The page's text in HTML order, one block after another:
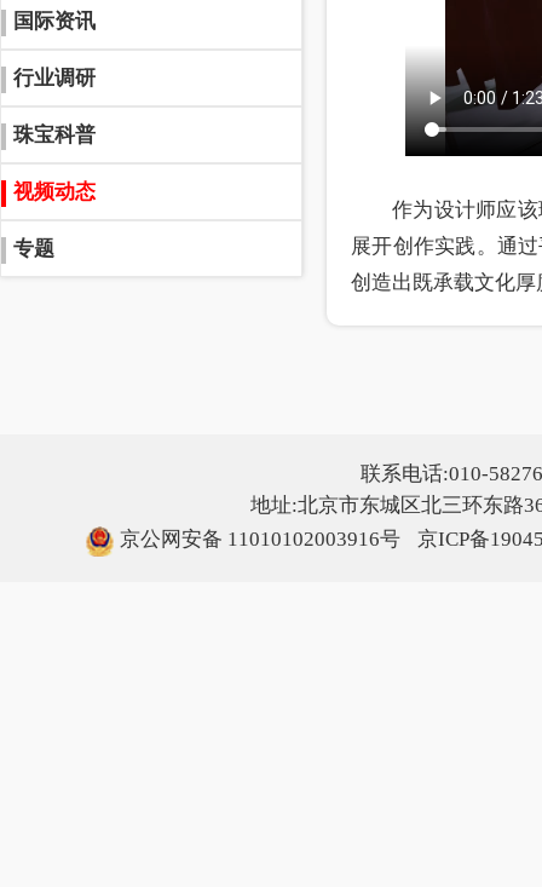
国际资讯
行业调研
珠宝科普
视频动态
专题
作为设计师应
展开创作实践。通
创造出既承载文化
联系电话:010-
地址:北京市东城区北三环东路
京公网安备 11010102003916号
京ICP备